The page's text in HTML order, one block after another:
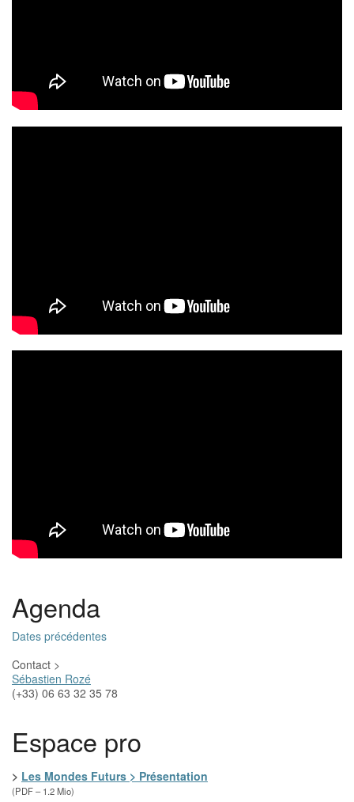
Agenda
Dates précédentes
Contact >
Sébastien Rozé
(+33) 06 63 32 35 78
Espace pro
> Les Mondes Futurs > Présentation
(PDF – 1.2 Mio)